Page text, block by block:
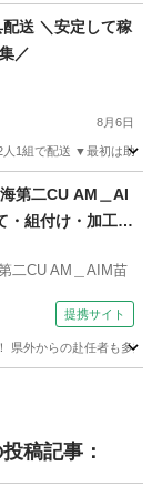
配送 ＼安定して稼
／
8月6日
人1組で配送 ▼最初は
第二CU AM＿AI
・組付け・加工・
日勤務OK】
二CU AM＿AIM苗
提携サイト
県外からの赴任者も多
稿記事：